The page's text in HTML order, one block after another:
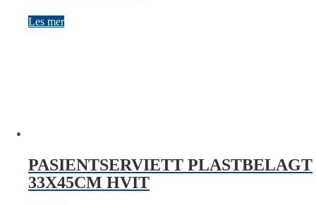
Les mer
PASIENTSERVIETT PLASTBELAGT
33X45CM HVIT